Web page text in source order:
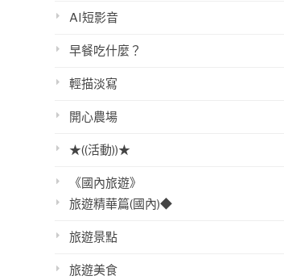
AI短影音
早餐吃什麼？
輕描淡寫
開心農場
★((活動))★
《國內旅遊》
旅遊精華篇(國內)◆
旅遊景點
旅遊美食